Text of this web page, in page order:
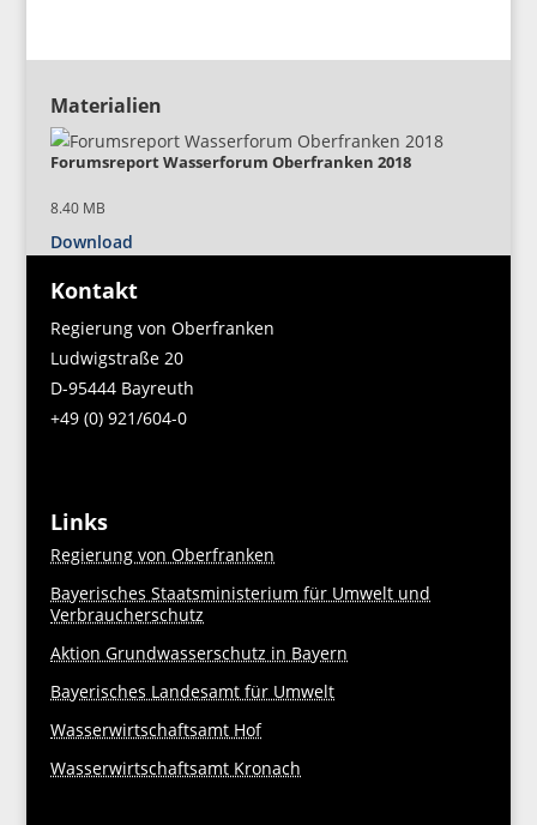
Mate­ria­li­en
Forums­re­port Was­ser­fo­rum Ober­fran­ken 2018
8.40 MB
Down­load
Kontakt
Regierung von Oberfranken
Ludwigstraße 20
D-95444 Bayreuth
+49 (0) 921/604-0
Links
Regierung von Oberfranken
Bayerisches Staatsministerium für Umwelt und
Verbraucherschutz
Aktion Grundwasserschutz in Bayern
Bayerisches Landesamt für Umwelt
Wasserwirtschaftsamt Hof
Wasserwirtschaftsamt Kronach